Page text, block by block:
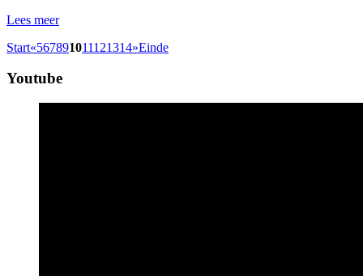
Lees meer
Start«567891011121314»Einde
Youtube